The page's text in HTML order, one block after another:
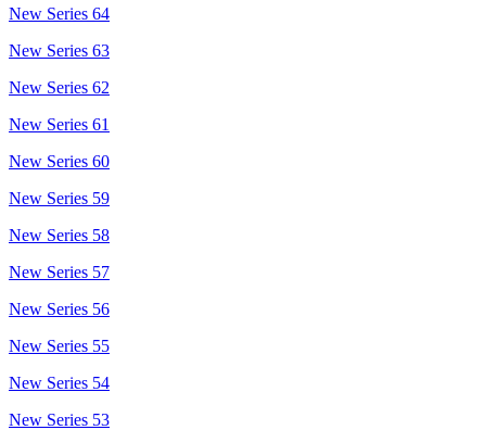
New Series 64
New Series 63
New Series 62
New Series 61
New Series 60
New Series 59
New Series 58
New Series 57
New Series 56
New Series 55
New Series 54
New Series 53